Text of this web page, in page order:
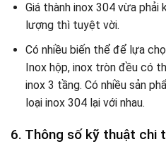
Giá thành inox 304 vừa
lượng thì tuyệt vời.
Có nhiều biến thể để lựa
Inox hộp, inox tròn đều có
inox 3 tầng. Có nhiều sản
loại inox 304 lại với nhau.
6. Thông số kỹ thuật chi